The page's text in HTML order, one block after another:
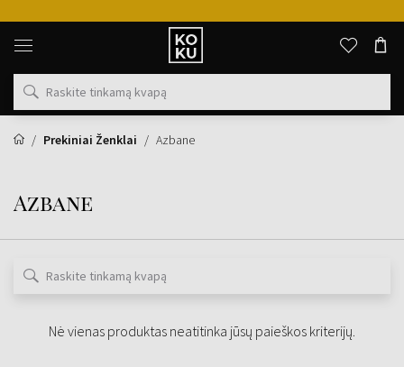
Originalūs
kvepalai
laikrodžiai
vienoje
Prekiniai Ženklai Azbane
Azbane
Nė vienas produktas neatitinka jūsų paieškos kriterijų.